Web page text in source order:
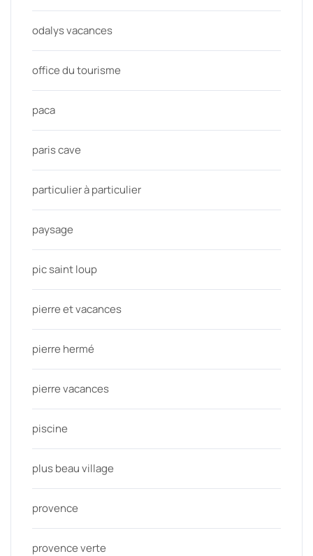
odalys vacances
office du tourisme
paca
paris cave
particulier à particulier
paysage
pic saint loup
pierre et vacances
pierre hermé
pierre vacances
piscine
plus beau village
provence
provence verte